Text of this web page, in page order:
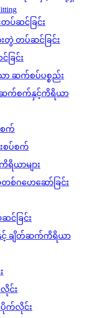
တပ်ဆင်ခြင်း
တွဲ တပ်ဆင်ခြင်း
ခြင်း
ာ ဆက်စပ်ပစ္စည်း
က်စက်နှင့်ကိရိယာ
စက်
စပ်စက်
ယာများ
စ်ဂဟေဆော်ခြင်း
င်ခြင်း
င့် ချိတ်ဆက်ကိရိယာ
င်း
ပိုက်လိုင်း